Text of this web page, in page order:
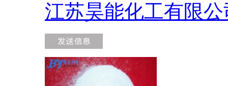
江苏昊能化工有限公